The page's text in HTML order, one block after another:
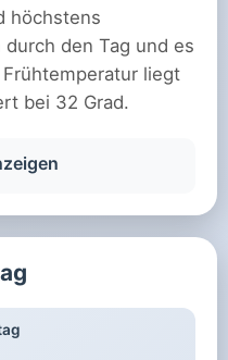
höchstens
den Tag und es
liegt
bei 32 Grad.